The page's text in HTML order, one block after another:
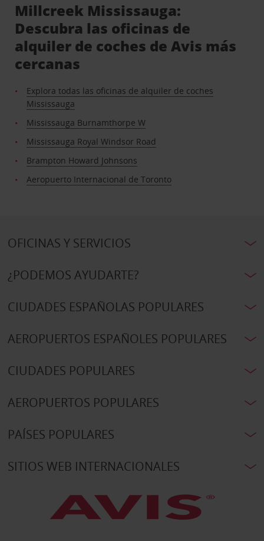
Millcreek Mississauga:
Descubra las oficinas de
alquiler de coches de Avis más
cercanas
Explora todas las oficinas de alquiler de coches
Mississauga
Mississauga Burnamthorpe W
Mississauga Royal Windsor Road
Brampton Howard Johnsons
Aeropuerto Internacional de Toronto
OFICINAS Y SERVICIOS
¿PODEMOS AYUDARTE?
CIUDADES ESPAÑOLAS POPULARES
AEROPUERTOS ESPAÑOLES POPULARES
CIUDADES POPULARES
AEROPUERTOS POPULARES
PAÍSES POPULARES
SITIOS WEB INTERNACIONALES